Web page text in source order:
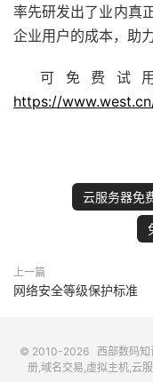
率先研发出了业内真
企业用户的成本，助
可免费试
https://
云服务器免
上一篇
网络安全等级保护标准
© 2010-2026 西部数码知
册,域名交易,虚拟主机,云